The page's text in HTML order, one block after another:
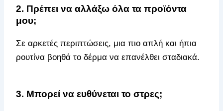
2. Πρέπει να αλλάξω όλα τα προϊόντα
μου;
Σε αρκετές περιπτώσεις, μια πιο απλή και ήπια
ρουτίνα βοηθά το δέρμα να επανέλθει σταδιακά.
3. Μπορεί να ευθύνεται το στρες;